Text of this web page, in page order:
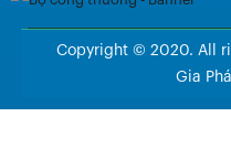
Copyright © 2020. All
Gia